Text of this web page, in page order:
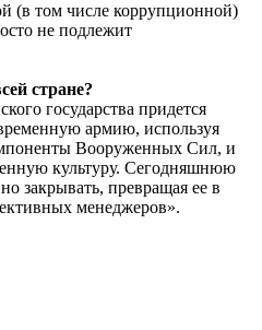
(в том числе коррупционной)
не подлежит
стране?
государства придется
армию, используя
Вооруженных Сил, и
культуру. Сегодняшнюю
закрывать, превращая ее в
менеджеров».